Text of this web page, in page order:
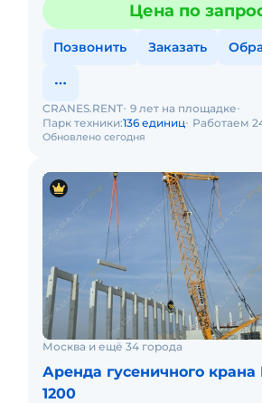
Цена по
Позвонить Заказать
Обновлено сегодня
CRANES.RENT 9 лет на площадке
Парк техники:136 единиц Работаем
Москва и ещё 34 города
Аренда гусеничного крана
1200